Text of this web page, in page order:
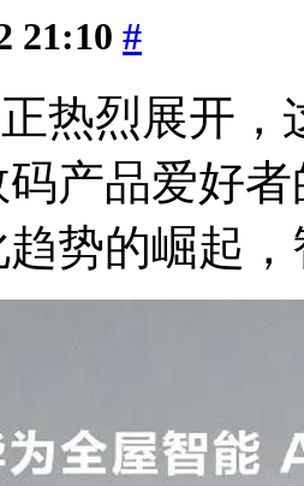
21:10 #
热烈展开
产品爱好
势的崛起